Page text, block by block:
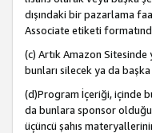
dışındaki bir pazarlama
Associate etiketi
(c) Artık Amazon Sitesinde
bunları silecek ya da
(d)Program İçeriği, içinde
da bunlara sponsor
üçüncü şahıs